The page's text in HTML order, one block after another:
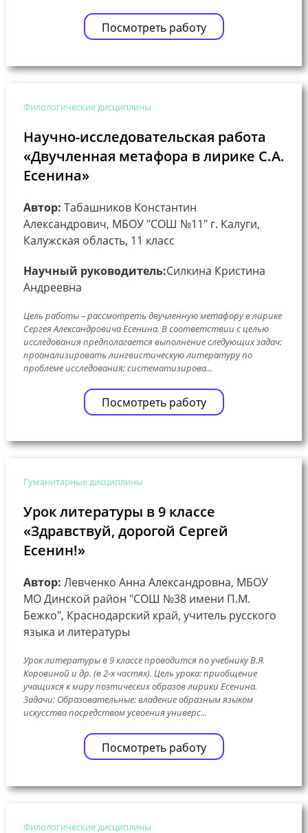
Посмотреть работу
Филологические дисциплины
Научно-исследовательская работа
«Двучленная метафора в лирике С.А.
Есенина»
Автор: Табашников Константин
Александрович, МБОУ "СОШ №11" г. Калуги,
Калужская область, 11 класс
Научный руководитель:Силкина Кристина
Андреевна
Цель работы – рассмотреть двучленную метафору в лирике
Сергея Александровича Есенина. В соответствии с целью
исследования предполагается выполнение следующих задач:
проанализировать лингвистическую литературу по
проблеме исследования; систематизирова...
Посмотреть работу
Гуманитарные дисциплины
Урок литературы в 9 классе
«Здравствуй, дорогой Сергей
Есенин!»
Автор: Левченко Анна Александровна, МБОУ
МО Динской район "СОШ №38 имени П.М.
Бежко", Краснодарский край, учитель русского
языка и литературы
Урок литературы в 9 классе проводится по учебнику В.Я.
Коровиной и др. (в 2-х частях). Цель урока: приобщение
учащихся к миру поэтических образов лирики Есенина.
Задачи: Образовательные: владение образным языком
искусства посредством усвоения универс...
Посмотреть работу
Филологические дисциплины